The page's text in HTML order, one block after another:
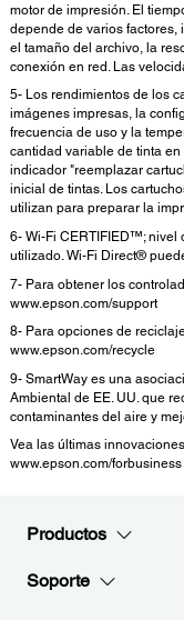
motor de impresión. El
depende de varios
el tamaño del archivo, la
conexión en red. Las
5- Los rendimientos de los
imágenes impresas, la
frecuencia de uso y la
cantidad variable de tinta
indicador "reemplazar
inicial de tintas. Los
utilizan para preparar la
6- Wi-Fi CERTIFIED™; nivel
utilizado. Wi-Fi Direct®
7- Para obtener los
www.epson.com/support
8- Para opciones de
www.epson.com/recycle
9- SmartWay es una
Ambiental de EE. UU. que
contaminantes del aire y
Vea las últimas
www.epson.com/forbusiness
Productos
Soporte